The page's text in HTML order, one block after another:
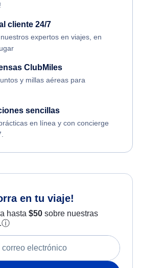
cliente 24/7
expertos en viajes, en
ClubMiles
y millas aéreas para
sencillas
en línea y con concierge
en tu viaje!
hasta $50sobre nuestras
ⓘ